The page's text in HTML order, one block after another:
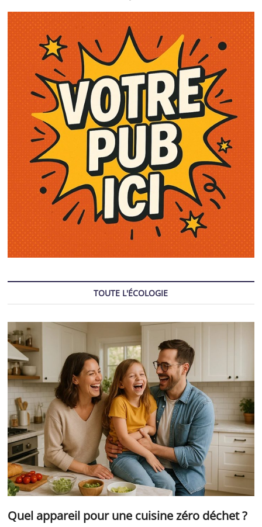
TOUTE L'ÉCOLOGIE
Quel appareil pour une cuisine zéro déchet ?